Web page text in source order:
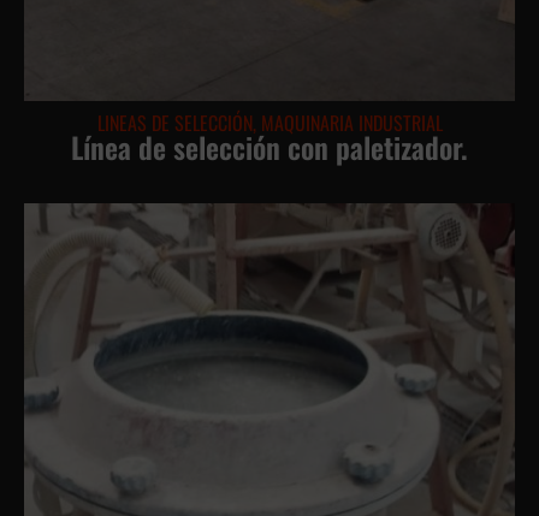
LINEAS DE SELECCIÓN, MAQUINARIA INDUSTRIAL
Línea de selección con paletizador.